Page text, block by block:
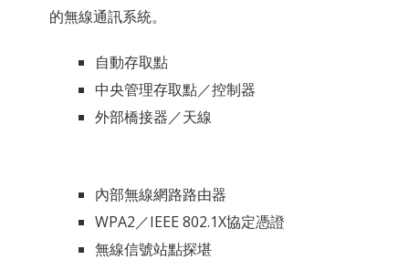
的無線通訊系統。
自動存取點
中央管理存取點／控制器
外部橋接器／天線
內部無線網路路由器
WPA2／IEEE 802.1X協定憑證
無線信號站點探堪